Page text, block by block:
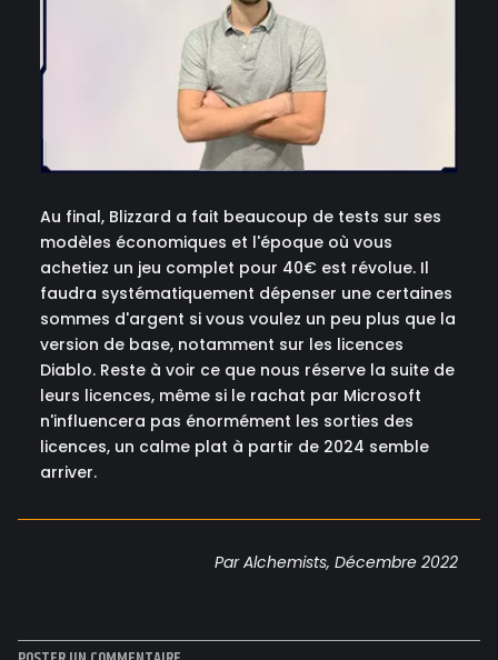
Au final, Blizzard a fait beaucoup de tests sur ses
modèles économiques et l'époque où vous
achetiez un jeu complet pour 40€ est révolue. Il
faudra systématiquement dépenser une certaines
sommes d'argent si vous voulez un peu plus que la
version de base, notamment sur les licences
Diablo. Reste à voir ce que nous réserve la suite de
leurs licences, même si le rachat par Microsoft
n'influencera pas énormément les sorties des
licences, un calme plat à partir de 2024 semble
arriver.
Par Alchemists, Décembre 2022